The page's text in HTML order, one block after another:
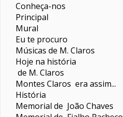
Conheça-nos
Principal
Mural
Eu te procuro
Músicas de M. Claros
Hoje na história
de M. Claros
Montes Claros era assim...
História
Memorial de João Chaves